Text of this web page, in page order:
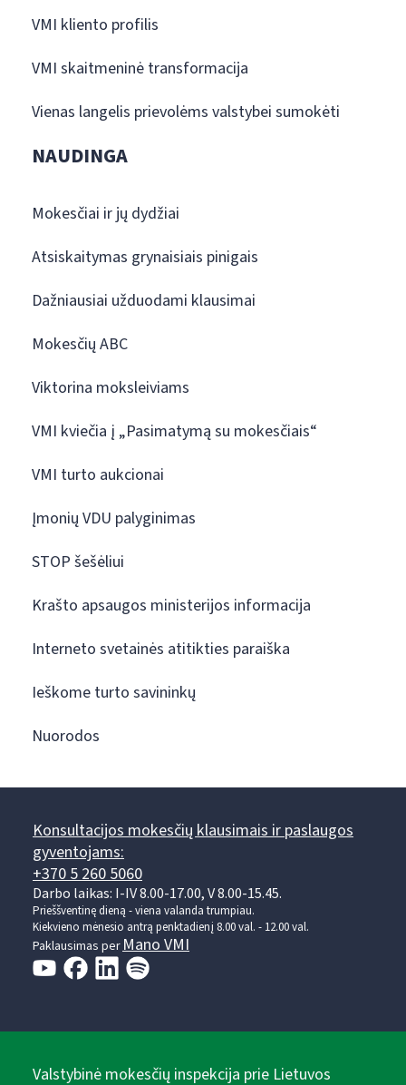
VMI kliento profilis
VMI skaitmeninė transformacija
Vienas langelis prievolėms valstybei sumokėti
NAUDINGA
Mokesčiai ir jų dydžiai
Atsiskaitymas grynaisiais pinigais
Dažniausiai užduodami klausimai
Mokesčių ABC
Viktorina moksleiviams
VMI kviečia į „Pasimatymą su mokesčiais“
VMI turto aukcionai
Įmonių VDU palyginimas
STOP šešėliui
Krašto apsaugos ministerijos informacija
Interneto svetainės atitikties paraiška
Ieškome turto savininkų
Nuorodos
Konsultacijos mokesčių klausimais ir paslaugos
gyventojams:
+370 5 260 5060
Darbo laikas: I-IV 8.00-17.00, V 8.00-15.45.
Prieššventinę dieną - viena valanda trumpiau.
Kiekvieno mėnesio antrą penktadienį 8.00 val. - 12.00 val.
Paklausimas per Mano VMI
Valstybinė mokesčių inspekcija prie Lietuvos